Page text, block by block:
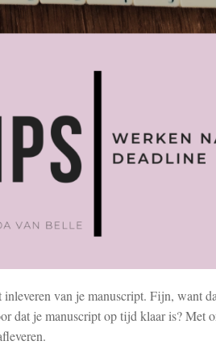
van je manuscript. Fijn, want
dat je manuscript op tijd klaar is? Met